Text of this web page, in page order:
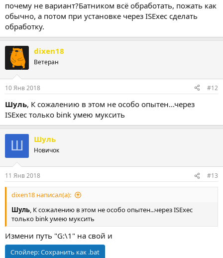
почему не вариант?Батником всё обработать, пожать как
обычно, а потом при установке через ISExec сделать
обработку.
dixen18
Ветеран
10 Янв 2018 #12
Шуль, К сожалению в этом не особо опытен...через
ISExec только bink умею муксить
Ш Шуль
Новичок
11 Янв 2018 #13
dixen18 написал(а):
Шуль, К сожалению в этом не особо опытен...через ISExec
только bink умею муксить
Измени путь "G:\1" на свой и
Спойлер:Сохранить как .bat